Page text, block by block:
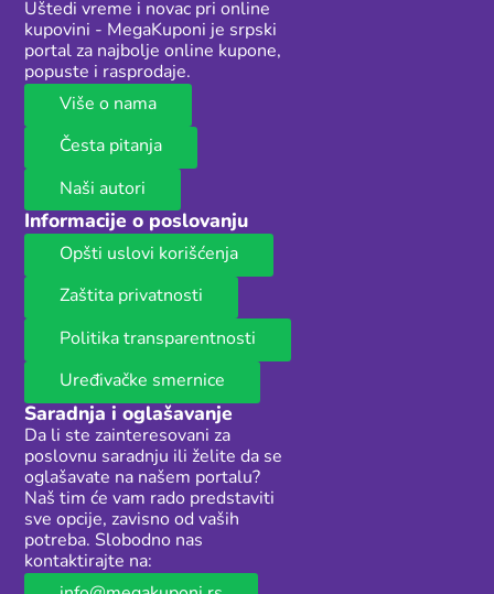
Uštedi vreme i novac pri online
kupovini - MegaKuponi je srpski
portal za najbolje online kupone,
popuste i rasprodaje.
Više o nama
Česta pitanja
Naši autori
Informacije o poslovanju
Opšti uslovi korišćenja
Zaštita privatnosti
Politika transparentnosti
Uređivačke smernice
Saradnja i oglašavanje
Da li ste zainteresovani za
poslovnu saradnju ili želite da se
oglašavate na našem portalu?
Naš tim će vam rado predstaviti
sve opcije, zavisno od vaših
potreba. Slobodno nas
kontaktirajte na: